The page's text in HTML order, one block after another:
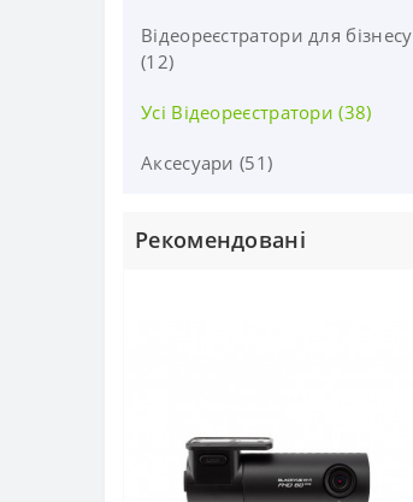
Відеореєстратори для бізнесу
(12)
Усі Відеореєстратори (38)
Аксесуари (51)
Рекомендовані